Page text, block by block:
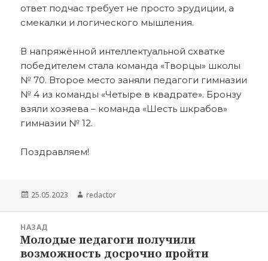
ответ подчас требует не просто эрудиции, а
смекалки и логического мышления.
В напряжённой интеллектуальной схватке
победителем стала команда «Творцы» школы
№ 70. Второе место заняли педагоги гимназии
№ 4 из команды «Четыре в квадрате». Бронзу
взяли хозяева – команда «Шесть шкрабов»
гимназии № 12.
Поздравляем!
Опубликовано
25.05.2023 Автор
redactor
записям
НАЗАД
Предыдущая
запись:
Молодые педагоги получили
возможность досрочно пройти